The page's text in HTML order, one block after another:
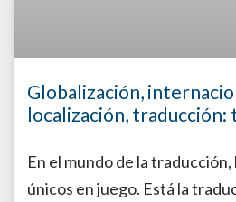
Globalización,
localización, traducción:
En el mundo de la
únicos en juego. Está la